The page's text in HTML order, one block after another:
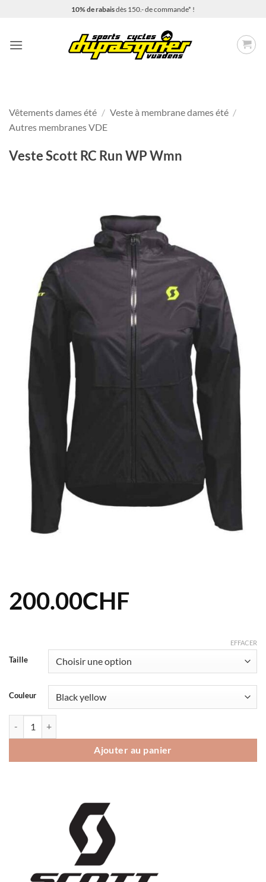
10% de rabaisdès 150.- de commande* !
Vêtements dames été / Veste à membrane dames été /
Autres membranes VDE
Veste Scott RC Run WP Wmn
200.00CHF
Taille
Couleur
EFFACER
Ajouter au panier